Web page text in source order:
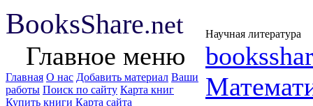
BooksShare.net Научная литература
Главное меню
Главная О нас Добавить материал Ваши
работы Поиск по сайту Карта книг
Купить книги Карта сайта